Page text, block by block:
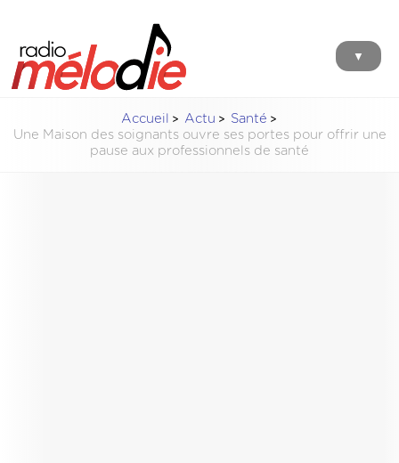
▼
Accueil Actu
Santé
Une Maison des soignants ouvre ses portes pour offrir une
pause aux professionnels de santé